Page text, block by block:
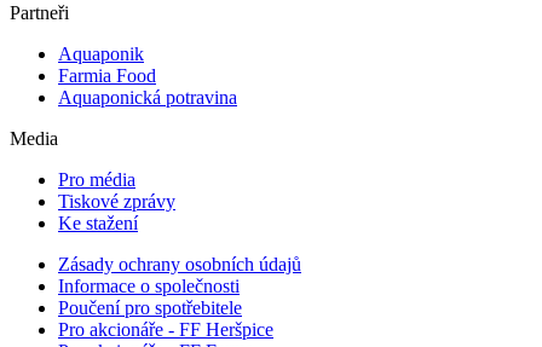
Partneři
Aquaponik
Farmia Food
Aquaponická potravina
Media
Pro média
Tiskové zprávy
Ke stažení
Zásady ochrany osobních údajů
Informace o společnosti
Poučení pro spotřebitele
Pro akcionáře - FF Heršpice